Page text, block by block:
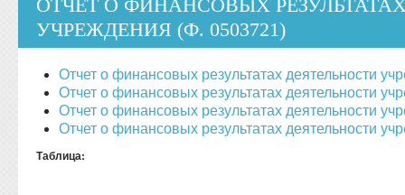
ОТЧЕТ О ФИНАНСОВЫХ
УЧРЕЖДЕНИЯ (Ф. 0503721)
Отчет о финансовых результатах деятельности
Отчет о финансовых результатах деятельности
Отчет о финансовых результатах деятельности
Отчет о финансовых результатах деятельности
Таблица: